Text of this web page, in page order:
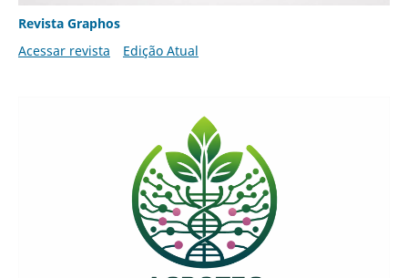
Revista Graphos
Acessar revista
Edição Atual